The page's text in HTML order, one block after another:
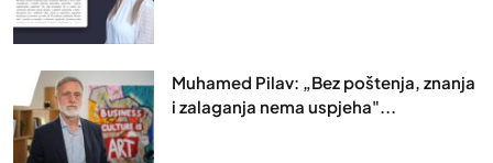
Muhamed Pilav: „Bez poštenja, znanja
i zalaganja nema uspjeha"...